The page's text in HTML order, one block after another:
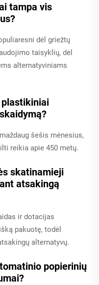
tampa vis
dėl griežtų
taisyklių, dėl
alternatyviniams
šešis mėnesius,
reikia apie 450 metų.
skatinamieji
atsakingą
ir dotacijas
pakuotę, todėl
alternatyvų.
popierinių